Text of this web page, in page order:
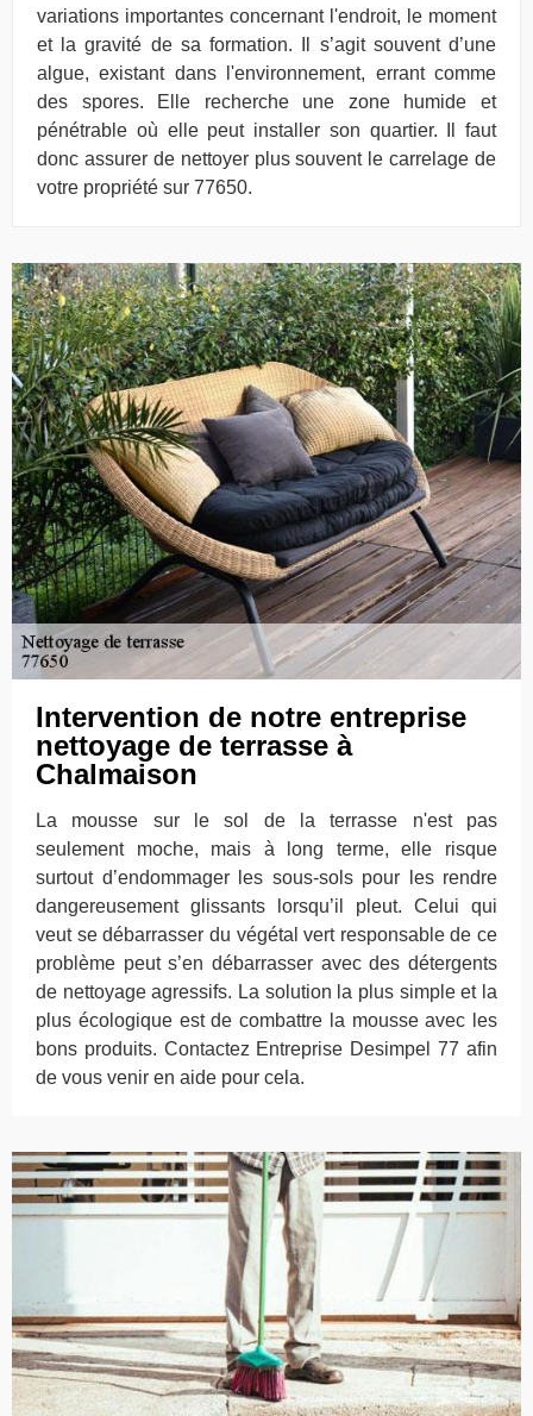
variations importantes concernant l'endroit, le moment
et la gravité de sa formation. Il s’agit souvent d’une
algue, existant dans l'environnement, errant comme
des spores. Elle recherche une zone humide et
pénétrable où elle peut installer son quartier. Il faut
donc assurer de nettoyer plus souvent le carrelage de
votre propriété sur 77650.
Intervention de notre entreprise
nettoyage de terrasse à
Chalmaison
La mousse sur le sol de la terrasse n'est pas
seulement moche, mais à long terme, elle risque
surtout d’endommager les sous-sols pour les rendre
dangereusement glissants lorsqu’il pleut. Celui qui
veut se débarrasser du végétal vert responsable de ce
problème peut s’en débarrasser avec des détergents
de nettoyage agressifs. La solution la plus simple et la
plus écologique est de combattre la mousse avec les
bons produits. Contactez Entreprise Desimpel 77 afin
de vous venir en aide pour cela.